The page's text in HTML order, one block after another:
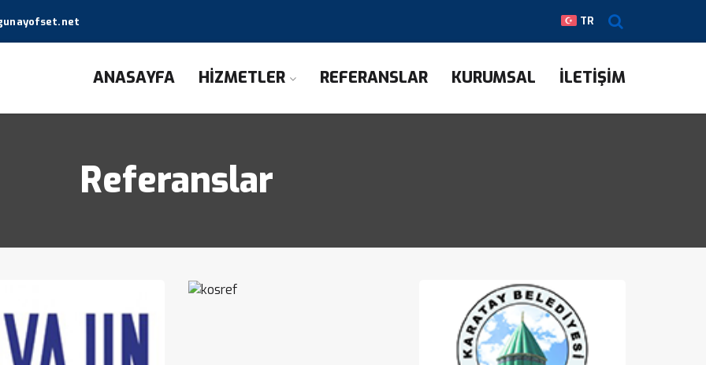
TR
ANASAYFA HİZMETLER REFERANSLAR KURUMSAL İLETİŞİM
Referanslar